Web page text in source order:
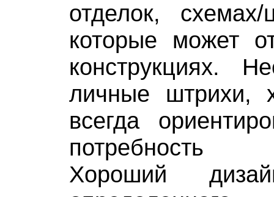
отделок,
которые может
конструкциях.
личные штрихи,
всегда
потребность
Хороший